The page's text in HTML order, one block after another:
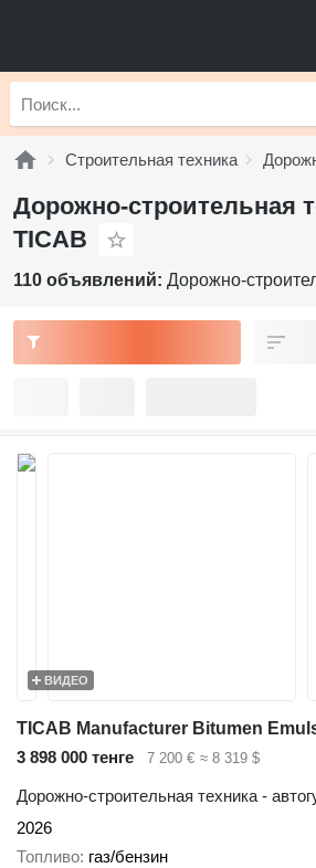
Строительная техника
Дорожно-строительная
TICAB
110 объявлений: Дорожно-
ВИДЕО
3 898 000 тенге 7 200 € ≈ 8 319 $
Дорожно-строительная техника -
2026
Топливо газ/бензин